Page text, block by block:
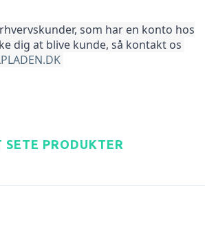
som har en konto hos
dig at blive kunde, så kontakt os
SETE PRODUKTER